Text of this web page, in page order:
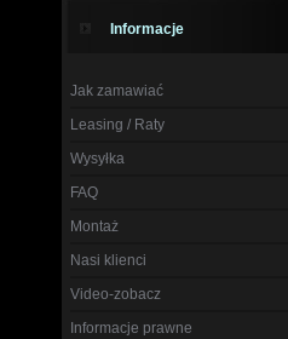
Informacje
Jak zamawiać
Leasing / Raty
Wysyłka
FAQ
Montaż
Nasi klienci
Video-zobacz
Informacje prawne